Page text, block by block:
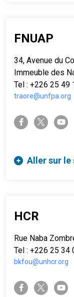
FNUAP
34, Avenue du
Immeuble des
Tel : +226 25 49
traore@unfpa.org
facebook-ftwitter-x
Aller sur le
HCR
Rue Naba
Tel : +226 25 34
bkfou@unhcr.org
facebook-ftwitter-x